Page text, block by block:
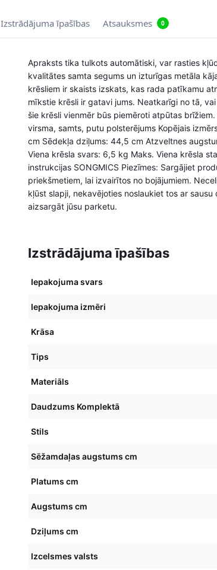
Izstrādājuma īpašības Atsauksmes 0
Apraksts tika tulkots automātiski, var rasties
kvalitātes samta segums un izturīgas metāla
krēsliem ir skaists izskats, kas rada patīkamu
mīkstie krēsli ir gatavi jums. Neatkarīgi no tā,
šie krēsli vienmēr būs piemēroti atpūtas
virsma, samts, putu polsterējums Kopējais
cm Sēdekļa dziļums: 44,5 cm Atzveltnes
Viena krēsla svars: 6,5 kg Maks. Viena krēsla
instrukcijas SONGMICS Piezīmes: Sargājiet
priekšmetiem, lai izvairītos no bojājumiem.
kļūst slapji, nekavējoties noslaukiet tos ar
aizsargāt jūsu parketu.
Izstrādājuma īpašības
Iepakojuma svars
Iepakojuma izmēri
Krāsa
Tips
Materiāls
Daudzums Komplektā
Stils
Sēžamdaļas augstums cm
Platums cm
Augstums cm
Dziļums cm
Izcelsmes valsts